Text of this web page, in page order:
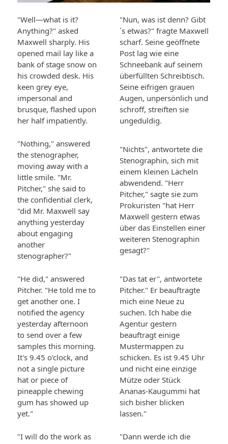
"Well—what is it?
Anything?" asked
Maxwell sharply. His
opened mail lay like a
bank of stage snow on
his crowded desk. His
keen grey eye,
impersonal and
brusque, flashed upon
her half impatiently.
"Nun, was ist denn? Gibt
´s etwas?" fragte Maxwell
scharf. Seine geöffnete
Post lag wie eine
Schneebank auf seinem
überfüllten Schreibtisch.
Seine eifrigen grauen
Augen, unpersönlich und
schroff, streiften sie
ungeduldig.
"Nothing," answered
the stenographer,
moving away with a
little smile. "Mr.
Pitcher," she said to
the confidential clerk,
"did Mr. Maxwell say
anything yesterday
about engaging
another
stenographer?"
"Nichts", antwortete die
Stenographin, sich mit
einem kleinen Lächeln
abwendend. "Herr
Pitcher," sagte sie zum
Prokuristen "hat Herr
Maxwell gestern etwas
über das Einstellen einer
weiteren Stenographin
gesagt?"
"He did," answered
Pitcher. "He told me to
get another one. I
notified the agency
yesterday afternoon
to send over a few
samples this morning.
It's 9.45 o'clock, and
not a single picture
hat or piece of
pineapple chewing
gum has showed up
yet."
"Das tat er", antwortete
Pitcher." Er beauftragte
mich eine Neue zu
suchen. Ich habe die
Agentur gestern
beauftragt einige
Mustermappen zu
schicken. Es ist 9.45 Uhr
und nicht eine einzige
Mütze oder Stück
Ananas-Kaugummi hat
sich bisher blicken
lassen."
"I will do the work as
"Dann werde ich die